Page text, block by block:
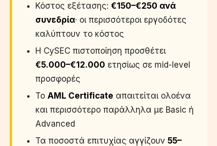
Κόστος εξέτασης: €150–€250 ανά
συνεδρία· οι περισσότεροι εργοδότες
καλύπτουν το κόστος
Η CySEC πιστοποίηση προσθέτει
€5.000–€12.000 ετησίως σε mid-level
προσφορές
Το AML Certificate απαιτείται ολοένα
και περισσότερο παράλληλα με Basic ή
Advanced
Τα ποσοστά επιτυχίας αγγίζουν 55–